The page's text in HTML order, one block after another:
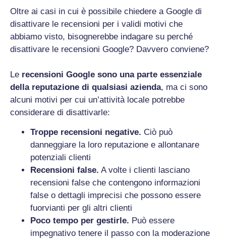
Oltre ai casi in cui è possibile chiedere a Google di
disattivare le recensioni per i validi motivi che
abbiamo visto, bisognerebbe indagare su perché
disattivare le recensioni Google? Davvero conviene?
Le recensioni Google sono una parte essenziale
della reputazione di qualsiasi azienda, ma ci sono
alcuni motivi per cui un’attività locale potrebbe
considerare di disattivarle:
Troppe recensioni negative. Ciò può
danneggiare la loro reputazione e allontanare
potenziali clienti
Recensioni false. A volte i clienti lasciano
recensioni false che contengono informazioni
false o dettagli imprecisi che possono essere
fuorvianti per gli altri clienti
Poco tempo per gestirle. Può essere
impegnativo tenere il passo con la moderazione